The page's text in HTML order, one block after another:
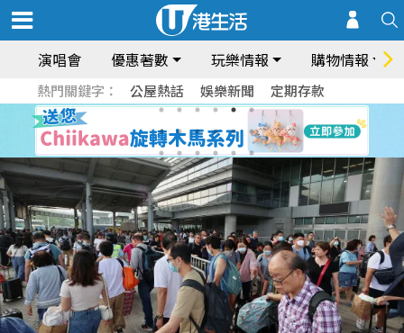
演唱會 優惠著數 玩樂情報 購物情報
熱門關鍵字： 公屋熱話 娛樂新聞 定期存款